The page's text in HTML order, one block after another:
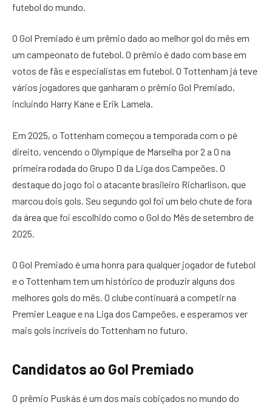
futebol do mundo.
O Gol Premiado é um prêmio dado ao melhor gol do mês em
um campeonato de futebol. O prêmio é dado com base em
votos de fãs e especialistas em futebol. O Tottenham já teve
vários jogadores que ganharam o prêmio Gol Premiado,
incluindo Harry Kane e Erik Lamela.
Em 2025, o Tottenham começou a temporada com o pé
direito, vencendo o Olympique de Marselha por 2 a 0 na
primeira rodada do Grupo D da Liga dos Campeões. O
destaque do jogo foi o atacante brasileiro Richarlison, que
marcou dois gols. Seu segundo gol foi um belo chute de fora
da área que foi escolhido como o Gol do Mês de setembro de
2025.
O Gol Premiado é uma honra para qualquer jogador de futebol
e o Tottenham tem um histórico de produzir alguns dos
melhores gols do mês. O clube continuará a competir na
Premier League e na Liga dos Campeões, e esperamos ver
mais gols incríveis do Tottenham no futuro.
Candidatos ao Gol Premiado
O prêmio Puskás é um dos mais cobiçados no mundo do